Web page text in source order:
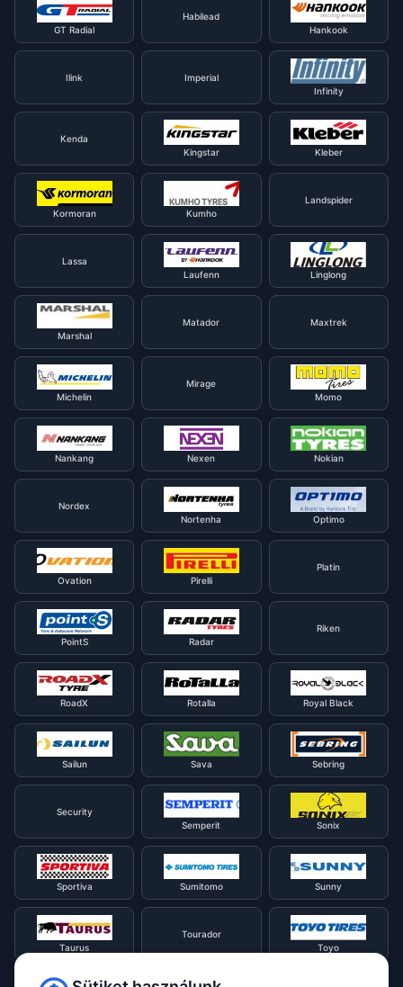
GT Radial
Habilead
Hankook
Ilink
Imperial
Infinity
Kenda
Kingstar
Kleber
Kormoran Kumho
Landspider
Lassa
Laufenn
Linglong
Marshal
Matador Maxtrek
Michelin
Mirage
Momo
Nankang Nexen Nokian
Nordex
Nortenha
Optimo
Ovation Pirelli
Platin
PointS Radar
Riken
RoadX Rotalla Royal Black
Sailun Sava Sebring
Security
Semperit
Sonix
Sportiva Sumitomo Sunny
Taurus
Tourador
Toyo